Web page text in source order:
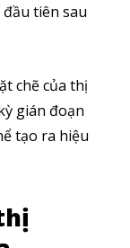
Subscribers
tiên sau
chẽ của thị
gián đoạn
tạo ra hiệu